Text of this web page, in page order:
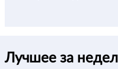
Лучшее за